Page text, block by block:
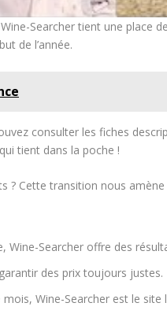
Searcher tient une place
de l’année.
consulter les fiches
tient dans la poche !
? Cette transition nous
Wine-Searcher offre des
des prix toujours justes.
Wine-Searcher est le